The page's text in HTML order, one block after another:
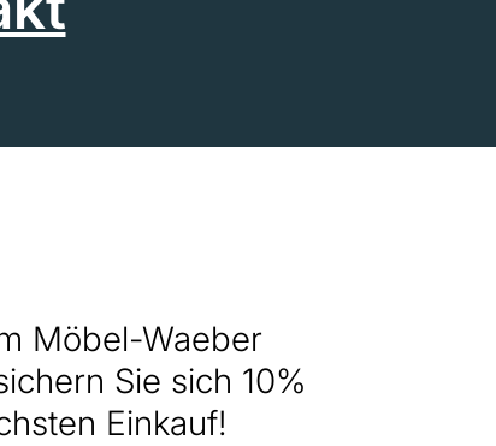
Möbel-Waeber
Sie sich 10%
Einkauf!